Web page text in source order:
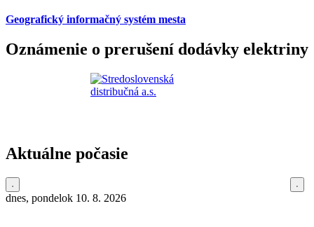
Geografický informačný systém mesta
Oznámenie o prerušení dodávky elektriny
Aktuálne počasie
dnes, pondelok 10. 8. 2026